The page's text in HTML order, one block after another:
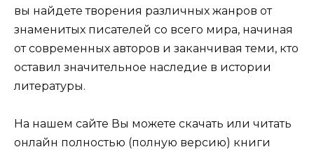
вы найдете творения различных жанров от
знаменитых писателей со всего мира, начиная
от современных авторов и заканчивая теми, кто
оставил значительное наследие в истории
литературы.
На нашем сайте Вы можете скачать или читать
онлайн полностью (полную версию) книги